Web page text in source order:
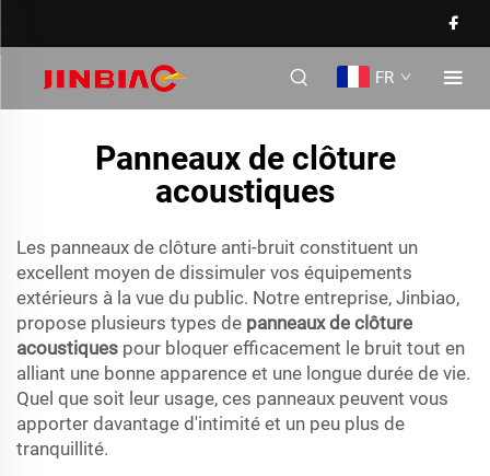
FR
Panneaux de clôture
acoustiques
Les panneaux de clôture anti-bruit constituent un
excellent moyen de dissimuler vos équipements
extérieurs à la vue du public. Notre entreprise, Jinbiao,
propose plusieurs types de panneaux de clôture
acoustiques pour bloquer efficacement le bruit tout en
alliant une bonne apparence et une longue durée de vie.
Quel que soit leur usage, ces panneaux peuvent vous
apporter davantage d'intimité et un peu plus de
tranquillité.